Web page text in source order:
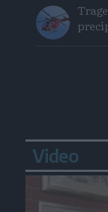
Video